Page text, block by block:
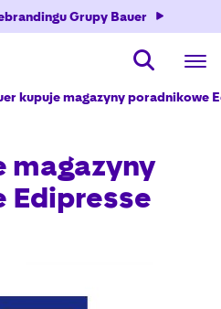
Grupy Bauer
kupuje magazyny poradnikowe
magazyny
Edipresse